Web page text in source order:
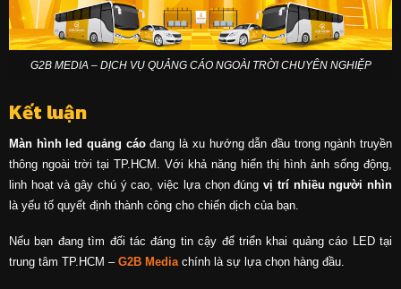
G2B MEDIA – DỊCH VỤ QUẢNG CÁO NGOÀI TRỜI CHUYÊN NGHIỆP
Kết luận
Màn hình led quảng cáođang là xu hướng dẫn đầu trong ngành truyền
thông ngoài trời tại TP.HCM. Với khả năng hiển thị hình ảnh sống động,
linh hoạt và gây chú ý cao, việc lựa chọn đúngvị trí nhiều người nhìn
là yếu tố quyết định thành công cho chiến dịch của bạn.
Nếu bạn đang tìm đối tác đáng tin cậy để triển khai quảng cáo LED tại
trung tâm TP.HCM – G2B Mediachính là sự lựa chọn hàng đầu.